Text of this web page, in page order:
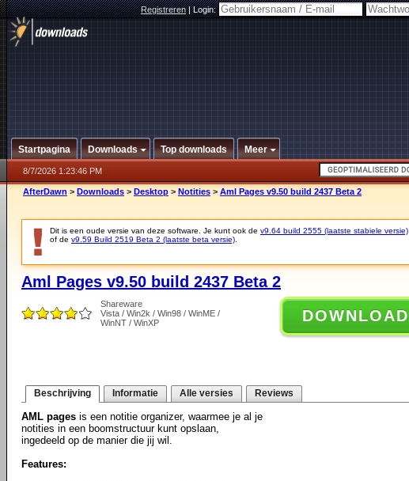
Registreren|Login:
Startpagina Downloads Top downloads Meer
8/7/2026 1:23:46 PM
AfterDawn > Downloads > Desktop > Notities > Aml Pages v9.50 build 2437 Beta 2
Dit is een oude versie van deze software. Je kunt ook de v9.64 build 2555 (laatste stabiele versie)
of de v9.59 Build 2519 Beta 2 (laatste beta versie)
Aml Pages v9.50 build 2437 Beta 2
Shareware
Vista / Win2k / Win98 / WinME /
WinNT / WinXP
DOWNLOAD
Beschrijving Informatie Alle versies Reviews
AML pages is een notitie organizer, waarmee je al je
notities in een boomstructuur kunt opslaan,
ingedeeld op de manier die jij wil.
Features: